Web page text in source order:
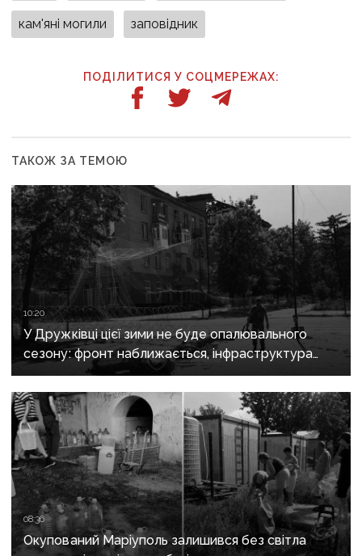
кам'яні могили заповідник
ПОДІЛИТИСЯ У СОЦМЕРЕЖАХ:
ТАКОЖ ЗА ТЕМОЮ
10:20
У Дружківці цієї зими не буде опалювального
сезону: фронт наближається, інфраструктура
критично зруйнована
08:36
Окупований Маріуполь залишився без світла